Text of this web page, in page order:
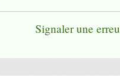
Signaler une